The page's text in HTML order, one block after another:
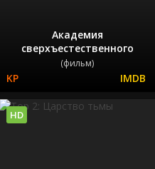
Академия
сверхъестественного
(фильм)
HD